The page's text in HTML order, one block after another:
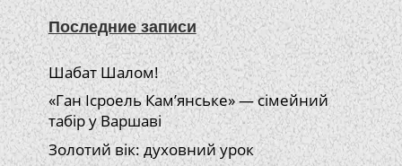
Последние записи
Шабат Шалом!
«Ган Ісроель Кам’янське» — сімейний
табір у Варшаві
Золотий вік: духовний урок